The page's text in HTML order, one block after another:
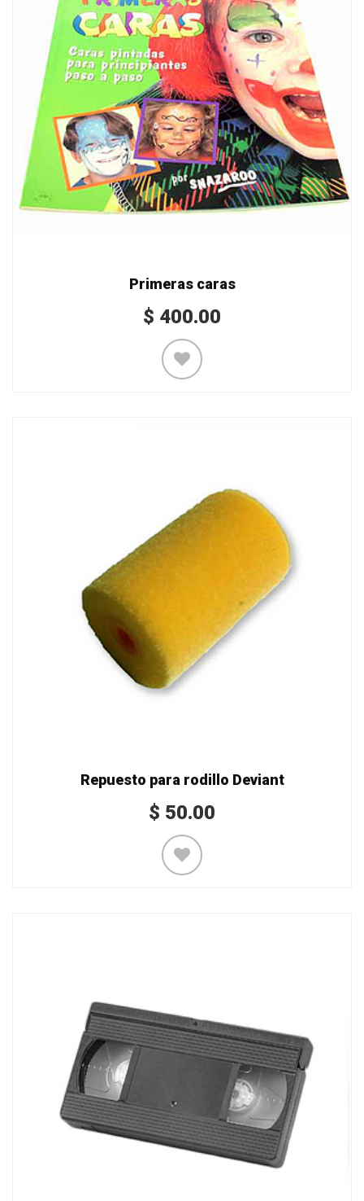
Primeras caras
$ 400.00
Repuesto para rodillo Deviant
$ 50.00